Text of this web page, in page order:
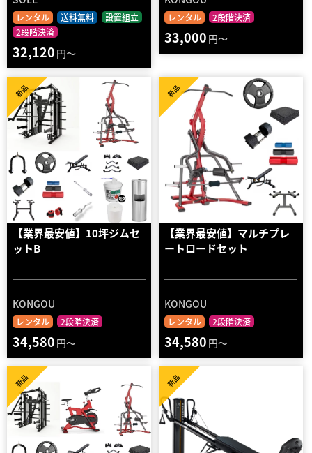
レンタル 送料無料
設置組立
2段階決済
32,120 円～
レンタル 2段階決済
33,000 円～
【業界最安値】10坪ジムセ
ットB
KONGOU
レンタル 2段階決済
新品
34,580 円～
【業界最安値】マルチプレ
ートロードセット
KONGOU
レンタル 2段階決済
新品
34,580 円～
新品 新品